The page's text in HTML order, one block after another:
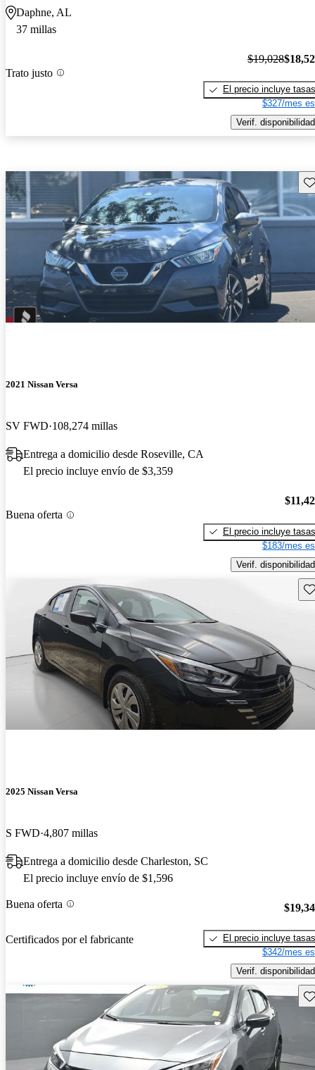
Daphne, AL
37 millas
Trato justo
$19,028
El precio incluye tasas
$327/mes
Verif. disponibilidad
2021 Nissan Versa
SV FWD 108,274 millas
Entrega a domicilio desde Roseville, CA
El precio incluye envío de $3,359
Buena oferta
El precio incluye tasas
$183/mes
Verif. disponibilidad
2025 Nissan Versa
S FWD 4,807 millas
Entrega a domicilio desde Charleston, SC
El precio incluye envío de $1,596
Buena oferta
Certificados por el fabricante
El precio incluye tasas
$342/mes
Verif. disponibilidad